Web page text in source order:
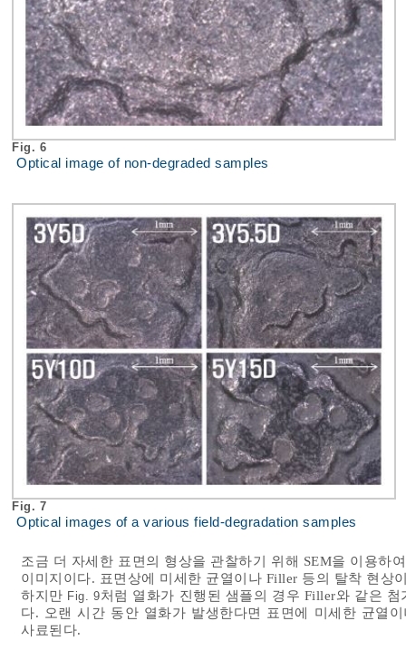
Fig. 6
Optical image of non-degraded samples
Fig. 7
Optical images of a various field-degradation samples
조금 더 자세한 표면의 형상을 관찰하기 위해 SEM을 이용하
이미지이다. 표면상에 미세한 균열이나 Filler 등의 탈착 현상
하지만 Fig. 9처럼 열화가 진행된 샘플의 경우 Filler와 같은
다. 오랜 시간 동안 열화가 발생한다면 표면에 미세한 균열
사료된다.